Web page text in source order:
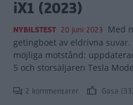
iX1 (2023)
NYBILSTEST 20 juni 2023 Med
getingboet av eldrivna
möjliga motstånd:
5 och storsäljaren Tesla
2 kommentarer Gasa (33)